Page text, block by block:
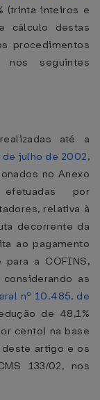
(trinta inteiros e
cálculo destas
procedimentos
nos seguintes
até a
de julho de 2002,
no Anexo
por
relativa à
decorrente da
ao pagamento
para a COFINS,
as
nº 10.485, de
de 48,1%
cento) na base
artigo e os
133/02, nos